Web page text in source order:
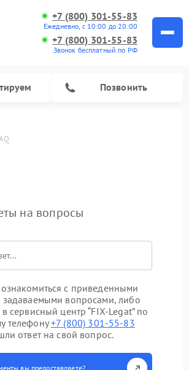
+7 (800) 301-55-83
Ежедневно, с 10:00 до 20:00
+7 (800) 301-55-83
Звонок бесплатный по РФ
Позвонить
на вопросы
с приведенными
задаваемыми вопросами, либо
в сервисный центр “FIX-Legat” по
телефону+7 (800) 301-55-83
ответ на свой вопрос.
вы предоставляете?